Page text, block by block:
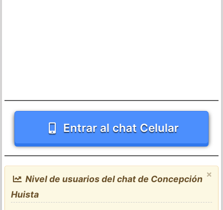
Entrar al chat Celular
×
Nivel de usuarios del chat de Concepción
Huista